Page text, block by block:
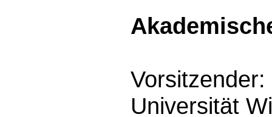
Universität